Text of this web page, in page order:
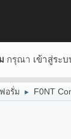
กรุณา เข้าสู่ระบ
อรั่ม ► F0NT